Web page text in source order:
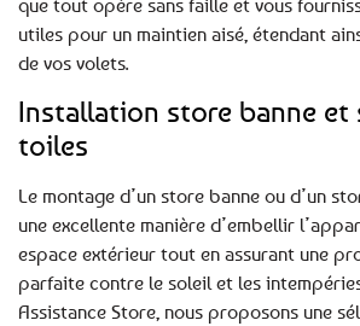
utiles pour un maintien aisé, étendant
de vos volets.
Installation store banne et
toiles
Le montage d’un store banne ou d’un
une excellente manière d’embellir
espace extérieur tout en assurant une
parfaite contre le soleil et les
Assistance Store, nous proposons une